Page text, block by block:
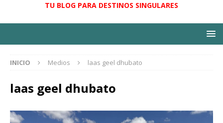
TU BLOG PARA DESTINOS SINGULARES
INICIO Medios laas geel dhubato
laas geel dhubato